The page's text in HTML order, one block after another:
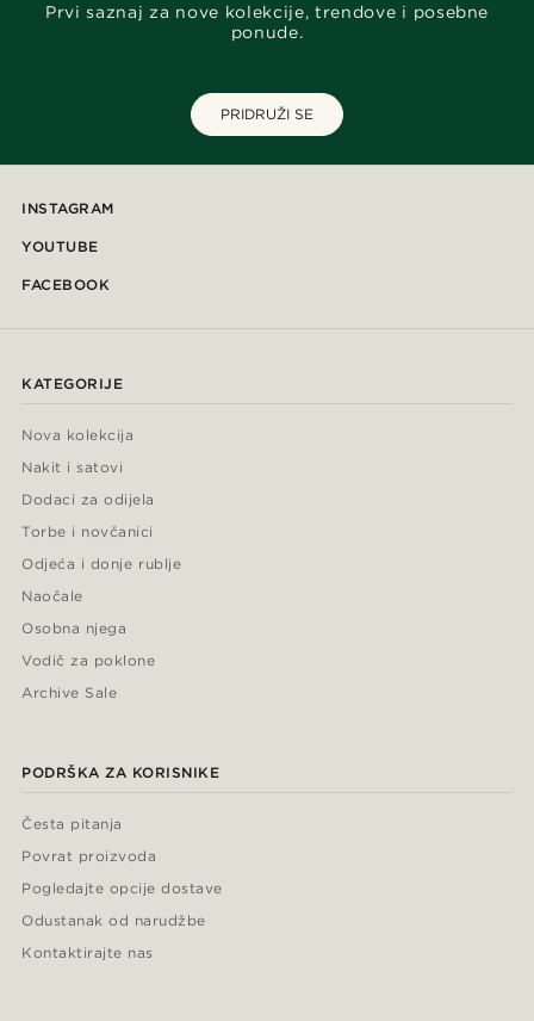
Prvi saznaj za nove kolekcije, trendove i posebne
ponude.
PRIDRUŽI SE
INSTAGRAM
YOUTUBE
FACEBOOK
KATEGORIJE
Nova kolekcija
Nakit i satovi
Dodaci za odijela
Torbe i novčanici
Odjeća i donje rublje
Naočale
Osobna njega
Vodič za poklone
Archive Sale
PODRŠKA ZA KORISNIKE
Česta pitanja
Povrat proizvoda
Pogledajte opcije dostave
Odustanak od narudžbe
Kontaktirajte nas